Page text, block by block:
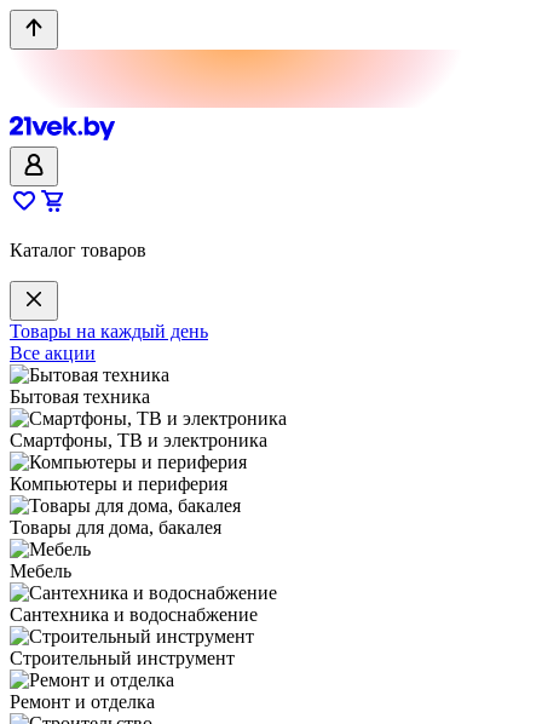
Каталог товаров
Товары на каждый день
Все акции
Бытовая техника
Смартфоны, ТВ и электроника
Компьютеры и периферия
Товары для дома, бакалея
Мебель
Сантехника и водоснабжение
Строительный инструмент
Ремонт и отделка